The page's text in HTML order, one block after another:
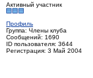
Активный участник
Профиль
Группа: Члены клуба
Сообщений: 1690
ID пользователя: 3644
Регистрация: 3 Май 2004